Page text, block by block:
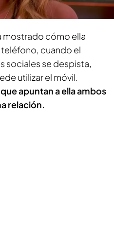
mostrado cómo ella
cuando el
sociales se despista,
utilizar el móvil.
apuntan a ella ambos
relación.